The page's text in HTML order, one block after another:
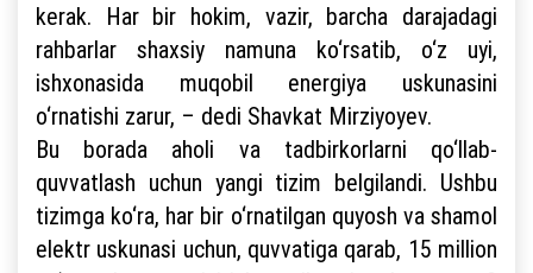
kerak. Har bir hokim, vazir, barcha darajadagi
rahbarlar shaxsiy namuna ko‘rsatib, o‘z uyi,
ishxonasida muqobil energiya uskunasini
o‘rnatishi zarur, – dedi Shavkat Mirziyoyev.
Bu borada aholi va tadbirkorlarni qo‘llab-
quvvatlash uchun yangi tizim belgilandi. Ushbu
tizimga ko‘ra, har bir o‘rnatilgan quyosh va shamol
elektr uskunasi uchun, quvvatiga qarab, 15 million